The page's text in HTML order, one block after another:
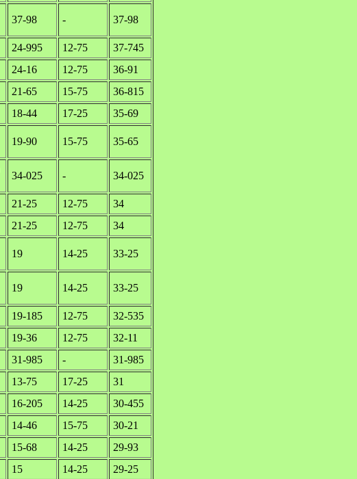
37-98 - 37-98
24-995 12-75
37-745
24-16 12-75
36-91
21-65 15-75
36-815
18-44 17-25 35-69
19-90 15-75 35-65
34-025 - 34-025
21-25 12-75
34
21-25 12-75 34
19 14-25 33-25
19 14-25 33-25
19-185 12-75
32-535
19-36 12-75
32-11
31-985 -
31-985
13-75 17-25
31
16-205 14-25
30-455
14-46 15-75
30-21
15-68 14-25
29-93
15 14-25
29-25